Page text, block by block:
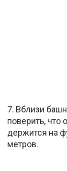
7. Вблизи
поверить, что
держится на
метров.